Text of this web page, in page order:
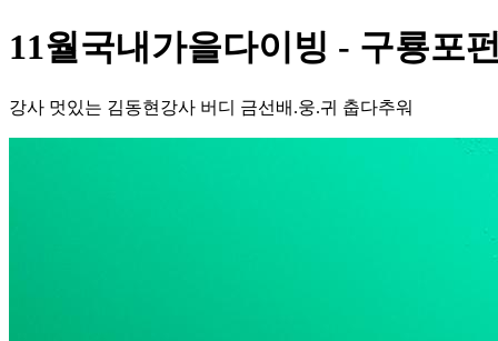
11월국내가을다이빙 - 구룡포
강사 멋있는 김동현강사 버디 금선배.웅.귀 춥다추워